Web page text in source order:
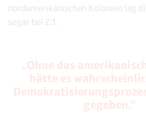
nordamerikanischen Kolonien lag
sogar bei 2:1.